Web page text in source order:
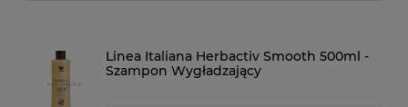
Linea Italiana Herbactiv Smooth 500ml -
Szampon Wygładzający